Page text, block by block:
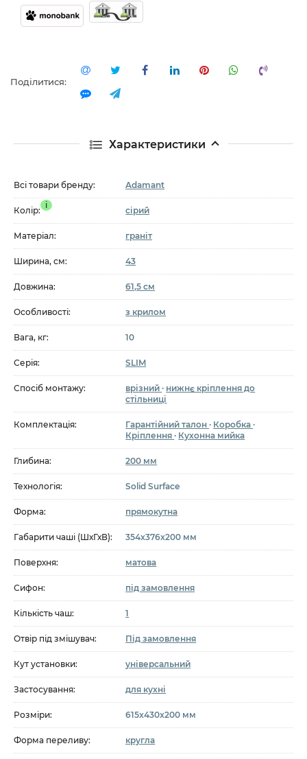
Характеристики
Всі товари бренду: Adamant
Колір:
i
сірий
Матеріал: граніт
Ширина, см: 43
Довжина: 61,5 см
Особливості: з крилом
Вага, кг: 10
Серія: SLIM
Спосіб монтажу: врізний· нижнє кріплення до
стільниці
Комплектація: Гарантійний талон· Коробка·
Кріплення· Кухонна мийка
Глибина: 200 мм
Технологія: Solid Surface
Форма: прямокутна
Габарити чаші (ШхГхВ): 354x376x200 мм
Поверхня: матова
Сифон: під замовлення
Кількість чаш: 1
Отвір під змішувач: Під замовлення
Кут установки: універсальний
Застосування: для кухні
Розміри: 615x430x200 мм
Форма переливу: кругла
Поділитися: